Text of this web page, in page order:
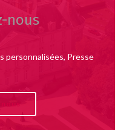
nous
personnalisées, Presse
nous